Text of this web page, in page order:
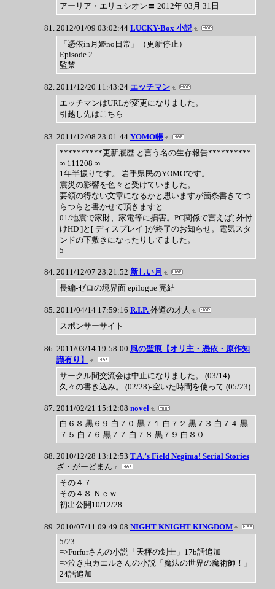
アーリア・エリュシオン〓 2012年 03月 31日
2012/01/09 03:02:44 LUCKY-Box 小説
「憑依in月姫no日常」（更新停止）
Episode.2
監禁
2011/12/20 11:43:24 エッチマン
エッチマンはURLが変更になりました。
引越し先はこちら
2011/12/08 23:01:44 YOMO帳
**********更新履歴 と言う名の生存報告**********
∞ 111208 ∞
1年半振りです。 岩手県民のYOMOです。
震災の影響を色々と受けていました。
要領の得ない文章になるかと思いますが箇条書きでつ
らつらと書かせて頂きますと
01/地震で家財、家電等に損害。PC関係で言えば[ 外付
けHD ]と[ ディスプレイ ]が終了のお知らせ。電気スタ
ンドの下敷きになったりしてました。
5
2011/12/07 23:21:52 新しい月
長編-ゼロの境界面 epilogue 完結
2011/04/14 17:59:16 R.I.P. 外道の才人
スポンサーサイト
2011/03/14 19:58:00 風の聖痕【オリ主・憑依・原作知
識有り】
サークル間交流会は中止になりました。 (03/14)
久々の書き込み。 (02/28)-空いた時間を使って (05/23)
2011/02/21 15:12:08 novel
白６８ 黒６９ 白７０ 黒７１ 白７２ 黒７３ 白７４ 黒
７５ 白７６ 黒７７ 白７８ 黒７９ 白８０
2010/12/28 13:12:53 T.A.’s Field Negima! Serial Stories
ざ・がーどまん
その４７
その４８ Ｎｅｗ
初出公開10/12/28
2010/07/11 09:49:08 NIGHT KNIGHT KINGDOM
5/23
=>Furfurさんの小説「天秤の剣士」17b話追加
=>泣き虫カエルさんの小説「魔法の世界の魔術師！」
24話追加